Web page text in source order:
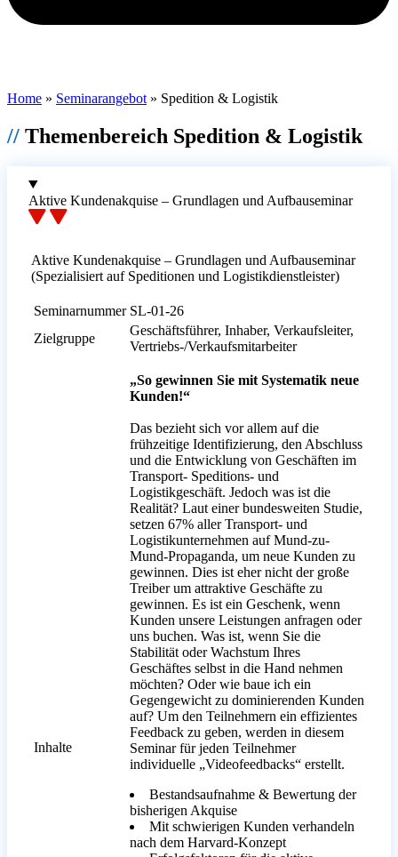
Home » Seminarangebot » Spedition & Logistik
// Themenbereich Spedition & Logistik
Aktive Kundenakquise – Grundlagen und Aufbauseminar
Aktive Kundenakquise – Grundlagen und Aufbauseminar
(Spezialisiert auf Speditionen und Logistikdienstleister)
Seminarnummer SL-01-26
Zielgruppe
Geschäftsführer, Inhaber, Verkaufsleiter,
Vertriebs-/Verkaufsmitarbeiter
Inhalte
„So gewinnen Sie mit Systematik neue
Kunden!“
Das bezieht sich vor allem auf die
frühzeitige Identifizierung, den Abschluss
und die Entwicklung von Geschäften im
Transport- Speditions- und
Logistikgeschäft. Jedoch was ist die
Realität? Laut einer bundesweiten Studie,
setzen 67% aller Transport- und
Logistikunternehmen auf Mund-zu-
Mund-Propaganda, um neue Kunden zu
gewinnen. Dies ist eher nicht der große
Treiber um attraktive Geschäfte zu
gewinnen. Es ist ein Geschenk, wenn
Kunden unsere Leistungen anfragen oder
uns buchen. Was ist, wenn Sie die
Stabilität oder Wachstum Ihres
Geschäftes selbst in die Hand nehmen
möchten? Oder wie baue ich ein
Gegengewicht zu dominierenden Kunden
auf? Um den Teilnehmern ein effizientes
Feedback zu geben, werden in diesem
Seminar für jeden Teilnehmer
individuelle „Videofeedbacks“ erstellt.
Bestandsaufnahme & Bewertung der
bisherigen Akquise
Mit schwierigen Kunden verhandeln
nach dem Harvard-Konzept